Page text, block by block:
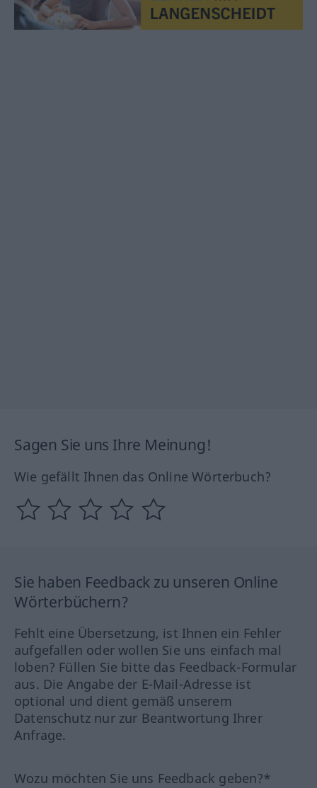
Sagen Sie uns Ihre Meinung!
Wie gefällt Ihnen das Online Wörterbuch?
Sie haben Feedback zu unseren Online
Wörterbüchern?
Fehlt eine Übersetzung, ist Ihnen ein Fehler
aufgefallen oder wollen Sie uns einfach mal
loben? Füllen Sie bitte das Feedback-Formular
aus. Die Angabe der E-Mail-Adresse ist
optional und dient gemäß unserem
Datenschutz nur zur Beantwortung Ihrer
Anfrage.
Wozu möchten Sie uns Feedback geben?*